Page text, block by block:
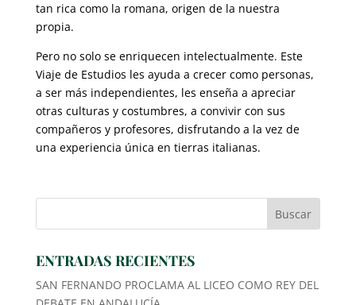
tan rica como la romana, origen de la nuestra
propia.
Pero no solo se enriquecen intelectualmente. Este
Viaje de Estudios les ayuda a crecer como personas,
a ser más independientes, les enseña a apreciar
otras culturas y costumbres, a convivir con sus
compañeros y profesores, disfrutando a la vez de
una experiencia única en tierras italianas.
ENTRADAS RECIENTES
SAN FERNANDO PROCLAMA AL LICEO COMO REY DEL